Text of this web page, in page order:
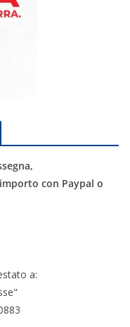
con Paypal o
a: